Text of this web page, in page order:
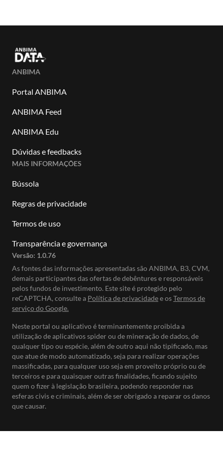
ANBIMA
Portal ANBIMA
ANBIMA Feed
ANBIMA Edu
Dúvidas e feedbacks
MAIS INFORMAÇÕES
Bússola
Regras de privacidade
Termos de uso
Transparência e governança
Versão: 1.0.76
As fontes das informações apresentadas são ANBIMA, B3, CVM,
demais participantes das ofertas de debêntures e responsáveis
pelos fundos de investimento. Este site é protegido pelo
reCAPTCHA, consulte a Política de privacidadee osTermos de
serviço do Google.
Neste portal ou aplicativo é terminantemente proibida a
utilização de aplicativos spider ou de mineração de dados, de
qualquer tipo ou espécie, além de outro aqui não tipificado, mas
que atue de modo automatizado, seja para realizar operações
massificadas, para qualquer uso seja em proveito próprio ou de
terceiros e para quaisquer outras finalidades, ficando sujeito
quem o fizer à legislação brasileira, podendo responder nas
esferas civis e criminais, além de ser obrigado a reparar os danos
que causar.